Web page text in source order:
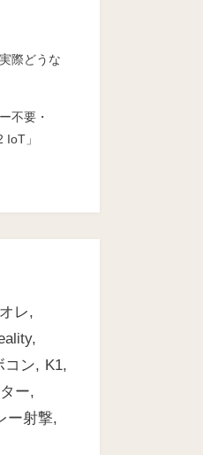
際どうな
不要・
」
レ
コン
K1
ー
ー射撃